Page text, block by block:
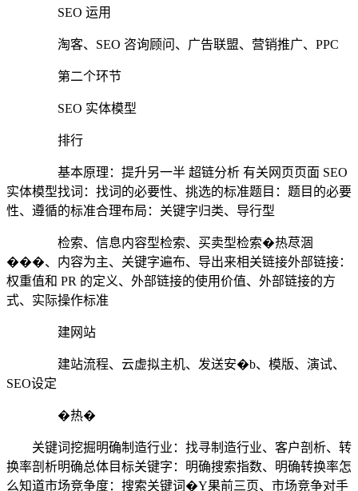
SEO 运用
淘客、SEO 咨询顾问、广告联盟、营销推广、PPC
第二个环节
SEO 实体模型
排行
基本原理：提升另一半 超链分析 有关网页页面 SEO
实体模型找词：找词的必要性、挑选的标准题目：题目的必要
性、遵循的标准合理布局：关键字归类、导行型
检索、信息内容型检索、买卖型检索�热荩涸
���、内容为主、关键字遍布、导出来相关链接外部链接：
权重值和 PR 的定义、外部链接的使用价值、外部链接的方
式、实际操作标准
建网站
建站流程、云虚拟主机、发送安�b、模版、演试、
SEO设定
�热�
关键词挖掘明确制造行业：找寻制造行业、客户剖析、转
换率剖析明确总体目标关键字：明确搜索指数、明确转换率怎
么知道市场竞争度：搜索关键词�Y果前三页、市场竞争对手